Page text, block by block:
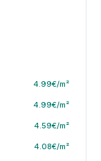
4.99€/m²
4.99€/m²
4.59€/m²
4.08€/m²